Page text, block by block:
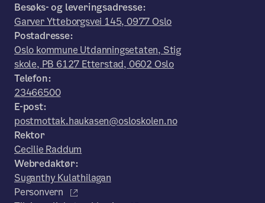
Besøks- og leveringsadresse:
Garver Ytteborgsvei 145, 0977 Oslo
Postadresse:
Oslo kommune Utdanningsetaten, Stig
skole, PB 6127 Etterstad, 0602 Oslo
Telefon:
23466500
E-post:
postmottak.haukasen@osloskolen.no
Rektor
Cecilie Raddum
Webredaktør:
Suganthy Kulathilagan
Personvern